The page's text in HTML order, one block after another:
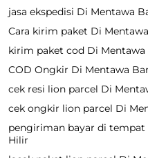
jasa ekspedisi Di Mentawa
Cara kirim paket Di
kirim paket cod Di
COD Ongkir Di Mentawa
cek resi lion parcel Di
cek ongkir lion parcel Di
pengiriman bayar di
Hilir